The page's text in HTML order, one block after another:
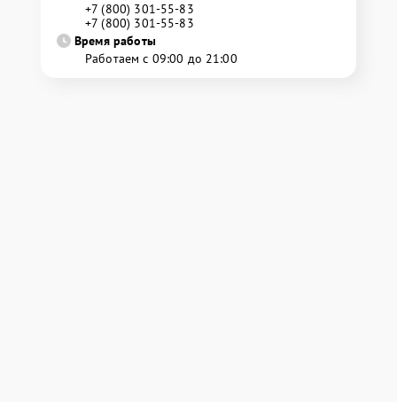
+7 (800) 301-55-83
+7 (800) 301-55-83
Время работы
Работаем с 09:00 до 21:00